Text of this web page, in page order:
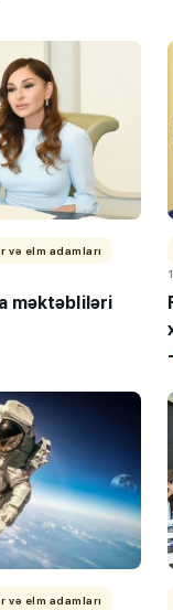
və elm adamları
məktəbliləri
-
və elm adamları